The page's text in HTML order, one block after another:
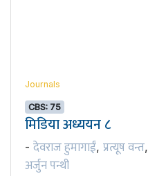
Journals
CBS: 75
मिडिया अध्ययन ८
- देवराज हुमागाईं, प्रत्यूष वन्त,
अर्जुन पन्थी